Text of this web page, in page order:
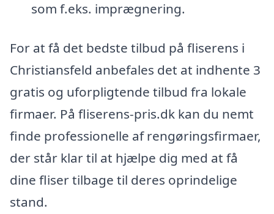
som f.eks. imprægnering.
For at få det bedste tilbud på fliserens i
Christiansfeld anbefales det at indhente 3
gratis og uforpligtende tilbud fra lokale
firmaer. På fliserens-pris.dk kan du nemt
finde professionelle af rengøringsfirmaer,
der står klar til at hjælpe dig med at få
dine fliser tilbage til deres oprindelige
stand.